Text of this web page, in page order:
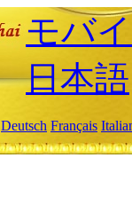
モバ
日本語
Deutsch Français